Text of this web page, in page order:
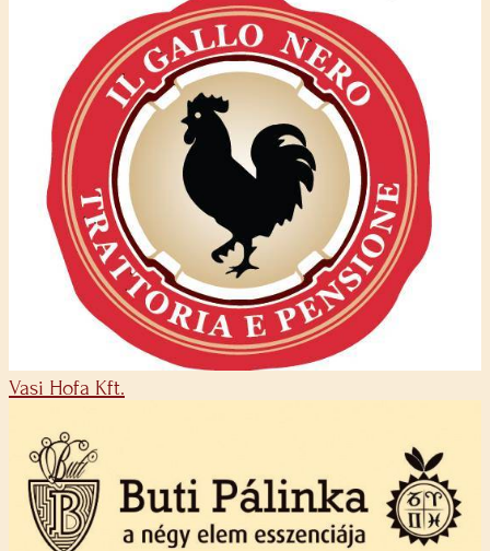
Vasi Hofa Kft.